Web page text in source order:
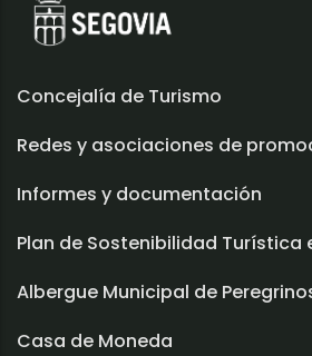
Concejalía de Turismo
Redes y asociaciones de
Informes y documentación
Plan de Sostenibilidad Turística
Albergue Municipal de
Casa de Moneda